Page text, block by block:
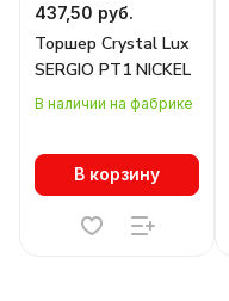
437,50 руб.
Торшер Crystal Lux
SERGIO PT1 NICKEL
В наличии на фабрике
В корзину